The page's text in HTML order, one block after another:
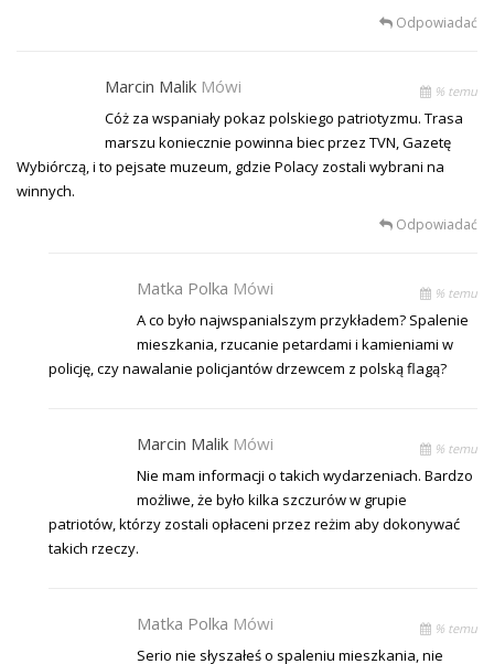
Odpowiadać
Marcin Malik Mówi % temu
Cóż za wspaniały pokaz polskiego patriotyzmu. Trasa
marszu koniecznie powinna biec przez TVN, Gazetę
Wybiórczą, i to pejsate muzeum, gdzie Polacy zostali wybrani na
winnych.
Odpowiadać
Matka Polka Mówi % temu
A co było najwspanialszym przykładem? Spalenie
mieszkania, rzucanie petardami i kamieniami w
policję, czy nawalanie policjantów drzewcem z polską flagą?
Marcin Malik Mówi % temu
Nie mam informacji o takich wydarzeniach. Bardzo
możliwe, że było kilka szczurów w grupie
patriotów, którzy zostali opłaceni przez reżim aby dokonywać
takich rzeczy.
Matka Polka Mówi % temu
Serio nie słyszałeś o spaleniu mieszkania, nie